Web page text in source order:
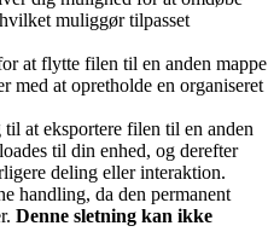
muliggør tilpasset
at flytte filen til en anden
at opretholde en organiseret
at eksportere filen til en anden
til din enhed, og derefter
deling eller interaktion.
handling, da den permanent
Denne sletning kan ikke